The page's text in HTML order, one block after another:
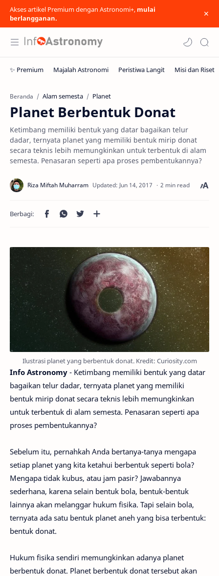
Akses artikel Premium dengan Astronomi+, mulai
berlangganan.
Beranda Alam semesta Planet
Planet Berbentuk Donat
Ketimbang memiliki bentuk yang datar bagaikan telur
dadar, ternyata planet yang memiliki bentuk mirip donat
secara teknis lebih memungkinkan untuk terbentuk di alam
semesta. Penasaran seperti apa proses pembentukannya?
2 min read
Ilustrasi planet yang berbentuk donat. Kredit: Curiosity.com
Info Astronomy - Ketimbang memiliki bentuk yang datar
bagaikan telur dadar, ternyata planet yang memiliki
bentuk mirip donat secara teknis lebih memungkinkan
untuk terbentuk di alam semesta. Penasaran seperti apa
proses pembentukannya?
Sebelum itu, pernahkah Anda bertanya-tanya mengapa
setiap planet yang kita ketahui berbentuk seperti bola?
Mengapa tidak kubus, atau jam pasir? Jawabannya
sederhana, karena selain bentuk bola, bentuk-bentuk
lainnya akan melanggar hukum fisika. Tapi selain bola,
ternyata ada satu bentuk planet aneh yang bisa terbentuk:
bentuk donat.
Hukum fisika sendiri memungkinkan adanya planet
berbentuk donat. Planet berbentuk donat tersebut akan